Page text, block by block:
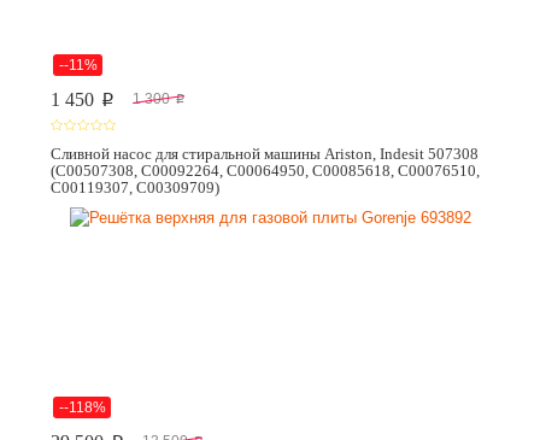
--11%
1 450 p 1 300 p
Сливной насос для стиральной машины Ariston, Indesit 507308
(C00507308, C00092264, C00064950, C00085618, C00076510,
C00119307, C00309709)
--118%